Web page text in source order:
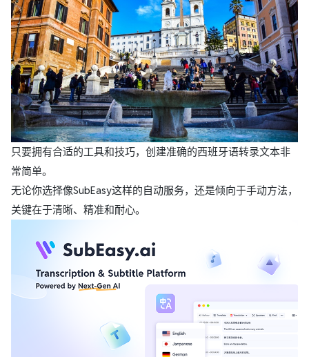
只要拥有合适的工具和技巧，创建准确的西班牙语转录文本非
常简单。
无论你选择像SubEasy这样的自动服务，还是倾向于手动方法，
关键在于清晰、精准和耐心。